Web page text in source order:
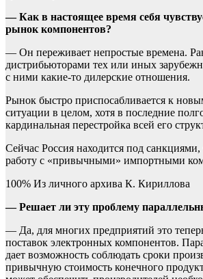
— Как в настоящее время себя
рынок компонентов?
— Он переживает непростые времена.
дистрибьюторами тех или иных
с ними какие-то дилерские отношения.
Рынок быстро приспосабливается к
ситуации в целом, хотя в последние
кардинальная перестройка всей его
Сейчас Россия находится под санкциями,
работу с «привычными» импортными
100% Из личного архива К. Кириллова
— Решает ли эту проблему
— Да, для многих предприятий это
поставок электронных компонентов.
дает возможность соблюдать сроки
привычную стоимость конечного